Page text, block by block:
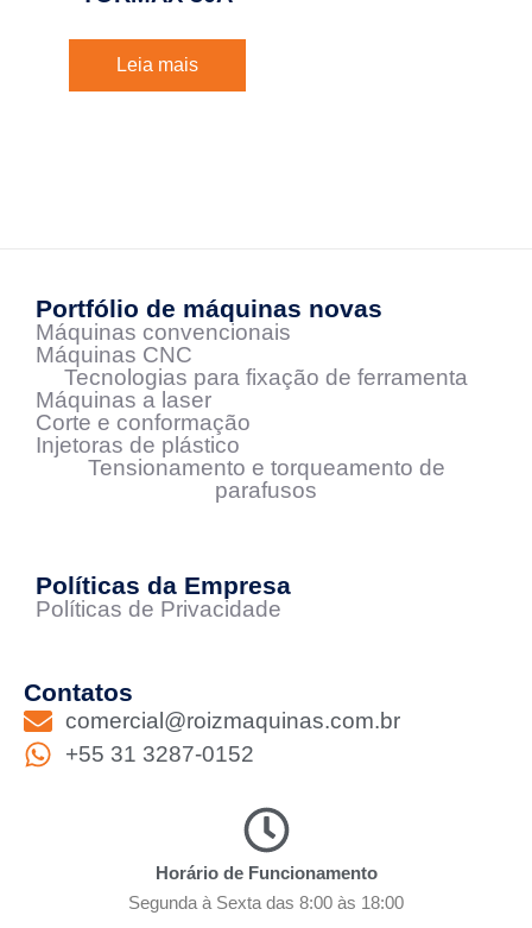
Leia mais
Portfólio de máquinas novas
Máquinas convencionais
Máquinas CNC
Tecnologias para fixação de ferramenta
Máquinas a laser
Corte e conformação
Injetoras de plástico
Tensionamento e torqueamento de
parafusos
Políticas da Empresa
Políticas de Privacidade
Contatos
comercial@roizmaquinas.com.br
+55 31 3287-0152
Horário de Funcionamento
Segunda à Sexta das 8:00 às 18:00